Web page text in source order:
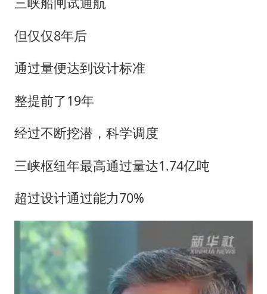
但仅仅8年后
通过量便达到设计标准
整提前了19年
经过不断挖潜，科学调度
三峡枢纽年最高通过量达1.74亿吨
超过设计通过能力70%